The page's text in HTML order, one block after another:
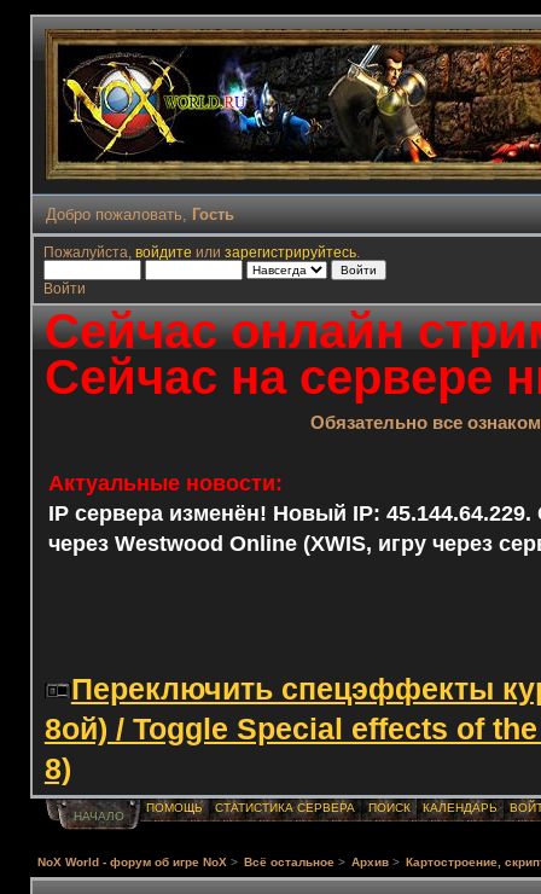
Добро пожаловать, Гость
Пожалуйста, войдите или зарегистрируйтесь.
Войти
Сейчас онлайн
Сейчас на сервере
Обязательно все
Актуальные новости:
IP сервера изменён! Новый IP: 45.144.64.229.
через Westwood Online (XWIS, игру через
Переключить спецэффекты
8ой) / Toggle Special effects of
8)
НАЧАЛО
ПОМОЩЬ СТАТИСТИКА СЕРВЕРА ПОИСК КАЛЕНДАРЬ
NoX World - форум об игре NoX > Всё остальное > Архив > Картостроение,